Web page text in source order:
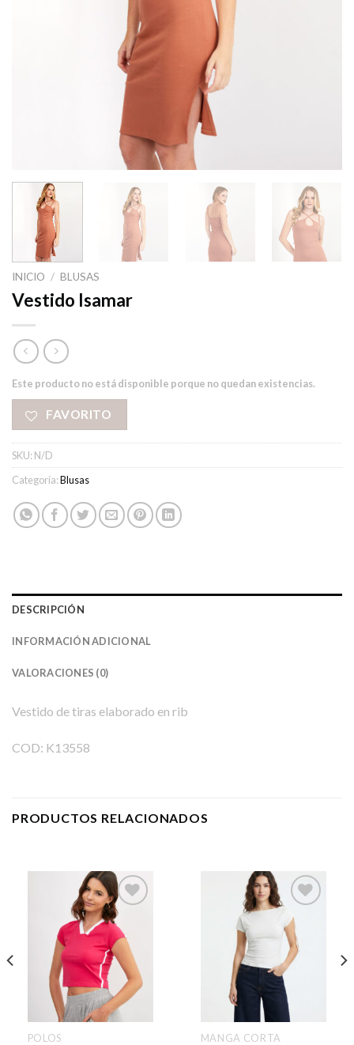
INICIO / BLUSAS
Vestido Isamar
Este producto no está disponible porque no quedan existencias.
FAVORITO
SKU: N/D
Categoría:Blusas
DESCRIPCIÓN
INFORMACIÓN ADICIONAL
VALORACIONES (0)
Vestido de tiras elaborado en rib
COD: K13558
PRODUCTOS RELACIONADOS
POLOS MANGA CORTA